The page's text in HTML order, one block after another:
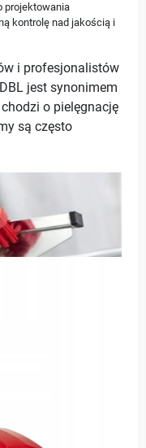
projektowania
kontrolę nad jakością i
i profesjonalistów
jest synonimem
o pielęgnację
są często